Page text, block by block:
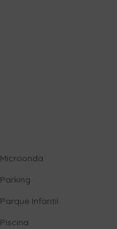
Microonda
Parking
Parque Infantil
Piscina